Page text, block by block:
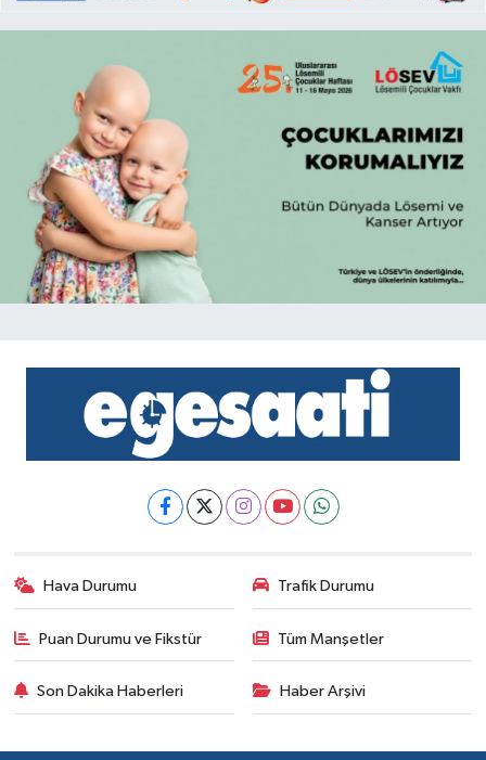
Hava Durumu Trafik Durumu
Puan Durumu ve Fikstür Tüm Manşetler
Son Dakika Haberleri Haber Arşivi